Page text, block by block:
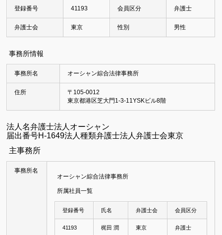
登録番号 41193 会員区分 弁護士
弁護士会 東京 性別 男性
事務所情報
事務所名 オーシャン綜合法律事務所
住所
〒105-0012
東京都港区芝大門1-3-11YSKビル8階
法人名弁護士法人オーシャン
届出番号H-1649法人種類弁護士法人弁護士会東京
主事務所
事務所名
オーシャン綜合法律事務所
所属社員一覧
登録番号 氏名 弁護士会 会員区分
41193 梶田 潤 東京 弁護士